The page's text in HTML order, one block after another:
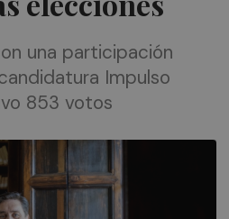
una participación
Impulso
853 votos